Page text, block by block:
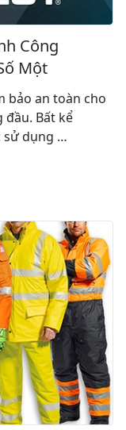
Công
Một
bảo an toàn cho
Bất kể
sử dụng …